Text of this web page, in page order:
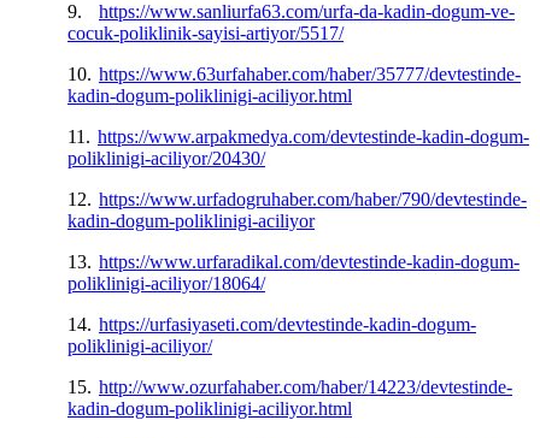
9.
https://www.sanliurfa63.com/urfa-da-kadin-dogum-ve-
cocuk-poliklinik-sayisi-artiyor/5517/
10. https://www.63urfahaber.com/haber/35777/devtestinde-
kadin-dogum-poliklinigi-aciliyor.html
11. https://www.arpakmedya.com/devtestinde-kadin-dogum-
poliklinigi-aciliyor/20430/
12. https://www.urfadogruhaber.com/haber/790/devtestinde-
kadin-dogum-poliklinigi-aciliyor
13. https://www.urfaradikal.com/devtestinde-kadin-dogum-
poliklinigi-aciliyor/18064/
14. https://urfasiyaseti.com/devtestinde-kadin-dogum-
poliklinigi-aciliyor/
15. http://www.ozurfahaber.com/haber/14223/devtestinde-
kadin-dogum-poliklinigi-aciliyor.html